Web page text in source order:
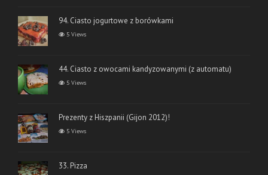
94. Ciasto jogurtowe z borówkami
5 Views
44. Ciasto z owocami kandyzowanymi (z automatu)
5 Views
Prezenty z Hiszpanii (Gijon 2012)!
5 Views
33. Pizza